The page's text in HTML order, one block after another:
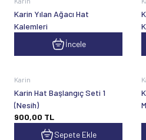
Karin Yılan Ağacı Hat
Kalemleri
İncele
Karin
Karin Hat Başlangıç Seti 1
(Nesih)
900,00 TL
Sepete Ekle